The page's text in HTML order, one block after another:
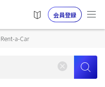
会員登録
a-Car